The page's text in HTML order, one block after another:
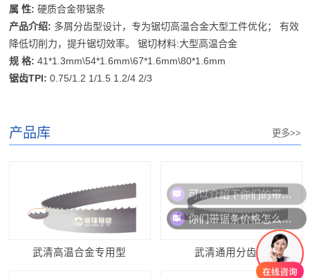
属 性: 硬质合金带锯条
产品介绍: 多屑分齿型设计，专为锯切高温合金大型工件优化； 有效
降低切削力，提升锯切效率。 锯切材料:大型高温合金
规 格: 41*1.3mm\54*1.6mm\67*1.6mm\80*1.6mm
锯齿TPI: 0.75/1.2 1/1.5 1.2/4 2/3
更多>>
产品库
武清高温合金专用型 武清通用分齿型
可以介绍下你们的带锯条么？